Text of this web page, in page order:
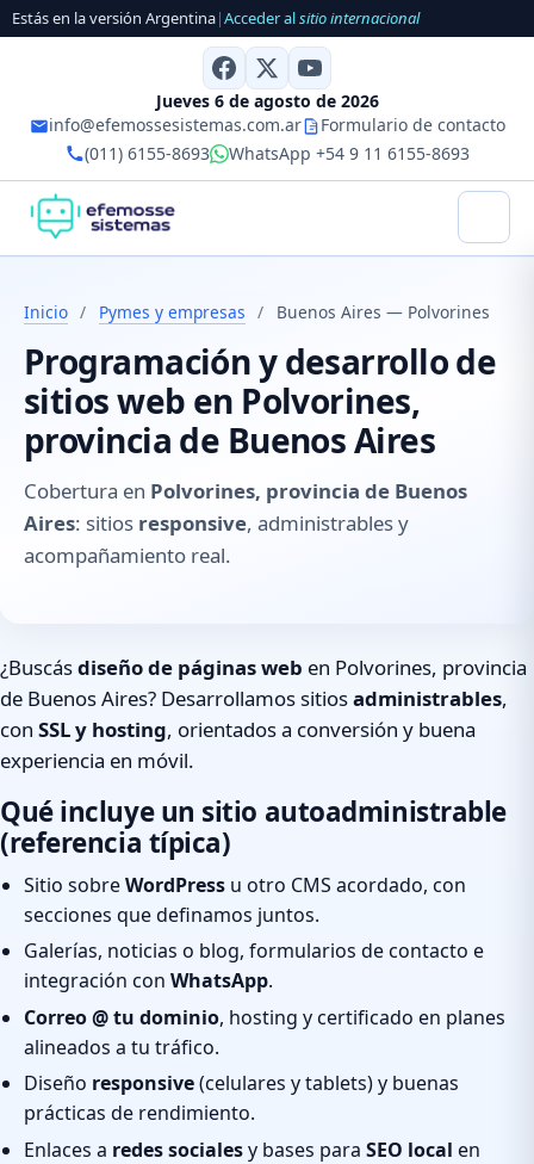
Estás en la versión Argentina|Acceder alsitio internacional
Jueves 6 de agosto de 2026
info@efemossesistemas.com.ar
Formulario de contacto
(011) 6155-8693
WhatsApp +54 9 11 6155-8693
Inicio / Pymes y empresas / Buenos Aires — Polvorines
Programación y desarrollo de
sitios web en Polvorines,
provincia de Buenos Aires
Cobertura en Polvorines, provincia de Buenos
Aires: sitios responsive, administrables y
acompañamiento real.
¿Buscásdiseño de páginas web en Polvorines, provincia
de Buenos Aires? Desarrollamos sitiosadministrables,
con SSL y hosting, orientados a conversión y buena
experiencia en móvil.
Qué incluye un sitio autoadministrable
(referencia típica)
Sitio sobreWordPress u otro CMS acordado, con
secciones que definamos juntos.
Galerías, noticias o blog, formularios de contacto e
integración con WhatsApp.
Correo @ tu dominio, hosting y certificado en planes
alineados a tu tráfico.
Diseño responsive(celulares y tablets) y buenas
prácticas de rendimiento.
Enlaces a redes socialesy bases para SEO local en